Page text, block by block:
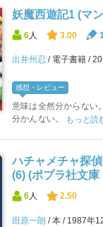
妖魔西遊記1 (マ
6 人 3.00 1
出井州忍 電子書籍
感想・レビュー
意味は全然分からない
分かんない。
もっと読
ハチャメチャ探
(6) (ポプラ社文
6人 2.50
田原一朗 本 1987年